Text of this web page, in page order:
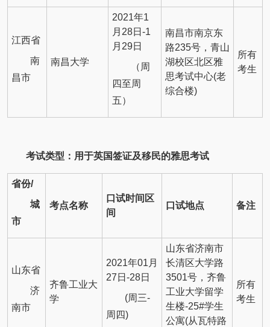
江西省
南
昌市
南昌大学
2021年1
月28日-1
月29日
（周
四至周
五）
南昌市南京东
路235号，青山
湖校区北区雅
思考试中心(老
综合楼)
所有
考生
考试类型：用于英国签证及移民的雅思考试
省份/
城
市
考点名称
口试时间区
间
口试地点 备注
山东省
济
南市
齐鲁工业大
学
2021年01月
27日-28日
(周三-
周四)
山东省济南市
长清区大学路
3501号，齐鲁
工业大学留学
生楼-25#学生
公寓(从瓦特路
所有
考生